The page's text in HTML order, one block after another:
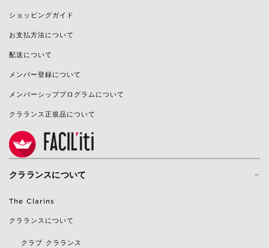
ショッピングガイド
お支払方法について
配送について
メンバー登録について
メンバーシッププログラムについて
クラランス正規品について
-
クラランスについて
The Clarins
クラランスについて
クラブ クラランス